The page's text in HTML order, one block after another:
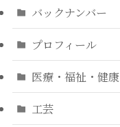
バックナンバー
プロフィール
医療・福祉・健康
工芸